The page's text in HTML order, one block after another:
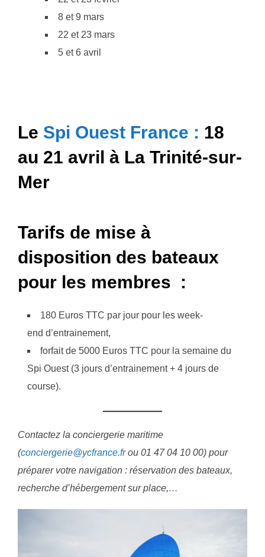
8 et 9 mars
22 et 23 mars
5 et 6 avril
Le Spi Ouest France : 18
au 21 avril à La Trinité-sur-
Mer
Tarifs de mise à
disposition des bateaux
pour les membres :
180 Euros TTC par jour pour les week-
end d’entrainement,
forfait de 5000 Euros TTC pour la semaine du
Spi Ouest (3 jours d’entrainement + 4 jours de
course).
Contactez la conciergerie maritime
(conciergerie@ycfrance.frou 01 47 04 10 00) pour
préparer votre navigation : réservation des bateaux,
recherche d’hébergement sur place,…